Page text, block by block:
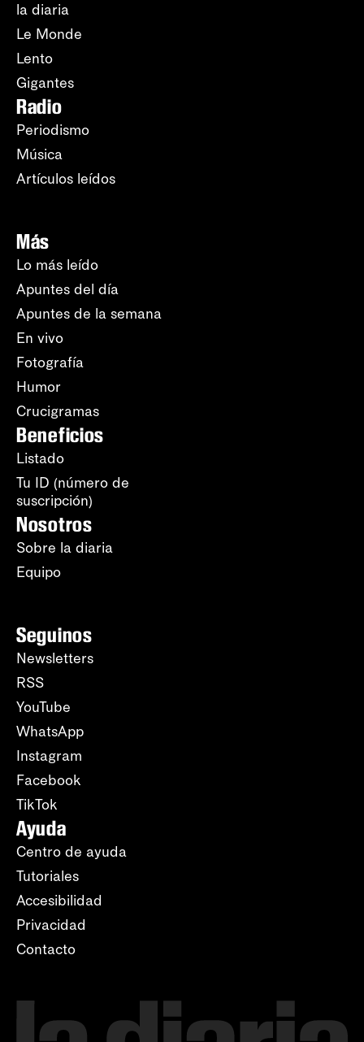
la diaria
Le Monde
Lento
Gigantes
Radio
Periodismo
Música
Artículos leídos
Más
Lo más leído
Apuntes del día
Apuntes de la semana
En vivo
Fotografía
Humor
Crucigramas
Beneficios
Listado
Tu ID (número de
suscripción)
Nosotros
Sobre la diaria
Equipo
Seguinos
Newsletters
RSS
YouTube
WhatsApp
Instagram
Facebook
TikTok
Ayuda
Centro de ayuda
Tutoriales
Accesibilidad
Privacidad
Contacto